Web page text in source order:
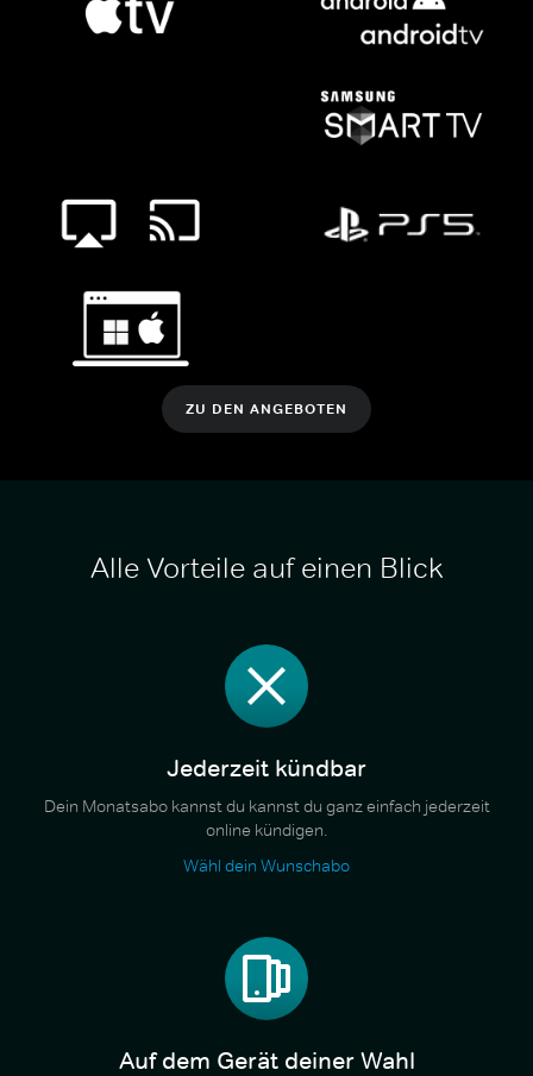
ZU DEN ANGEBOTEN
Alle Vorteile auf einen Blick
Jederzeit kündbar
Dein Monatsabo kannst du kannst du ganz einfach jederzeit
online kündigen.
Wähl dein Wunschabo
Auf dem Gerät deiner Wahl